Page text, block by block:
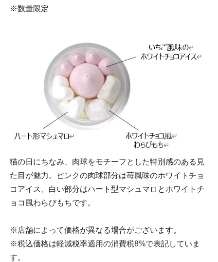
※数量限定
猫の日にちなみ、肉球をモチーフとした特別感のある見
た目が魅力。ピンクの肉球部分は苺風味のホワイトチョ
コアイス、白い部分はハート型マシュマロとホワイトチ
ョコ風わらびもちです。
※店舗によって価格が異なる場合がございます。
※税込価格は軽減税率適用の消費税8%で表記していま
す。